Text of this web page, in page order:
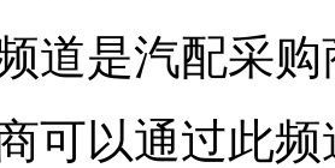
道是汽配采
可以通过此